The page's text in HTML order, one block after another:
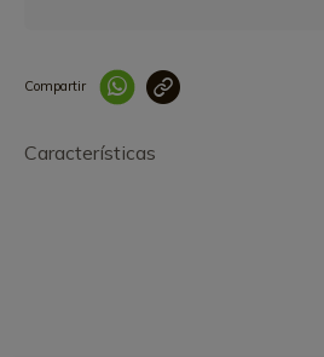
Compartir
Características